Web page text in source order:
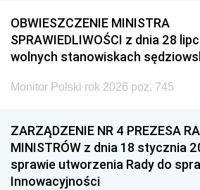
OBWIESZCZENIE MINISTRA
SPRAWIEDLIWOŚCI z dnia 28
wolnych stanowiskach
Monitor Polski rok 2026 poz. 745
ZARZĄDZENIE NR 4 PREZESA
MINISTRÓW z dnia 18 stycznia
sprawie utworzenia Rady do
Innowacyjności